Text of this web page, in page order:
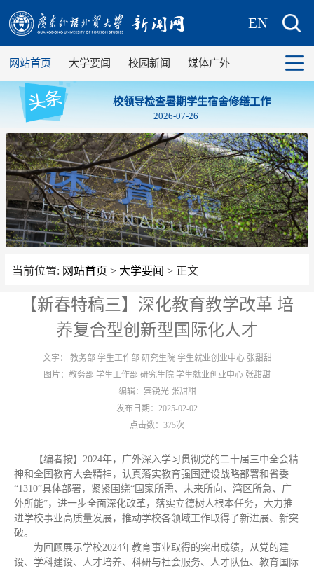
EN
网站首页 大学要闻 校园新闻 媒体广外
校领导检查暑期学生宿舍修缮工作
2026-07-26
当前位置: 网站首页 > 大学要闻 > 正文
【新春特稿三】深化教育教学改革 培
养复合型创新型国际化人才
文字： 教务部 学生工作部 研究生院 学生就业创业中心 张甜甜
图片：教务部 学生工作部 研究生院 学生就业创业中心 张甜甜
编辑：宾锐光 张甜甜
发布日期：2025-02-02
点击数： 375次
【编者按】2024年，广外深入学习贯彻党的二十届三中全会精
神和全国教育大会精神，认真落实教育强国建设战略部署和省委
“1310”具体部署，紧紧围绕“国家所需、未来所向、湾区所急、广
外所能”，进一步全面深化改革，落实立德树人根本任务，大力推
进学校事业高质量发展，推动学校各领域工作取得了新进展、新突
破。
为回顾展示学校2024年教育事业取得的突出成绩，从党的建
设、学科建设、人才培养、科研与社会服务、人才队伍、教育国际